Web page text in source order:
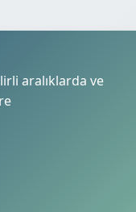
aralıklarda ve